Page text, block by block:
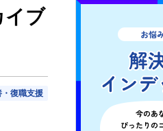
イブ
・復職支援